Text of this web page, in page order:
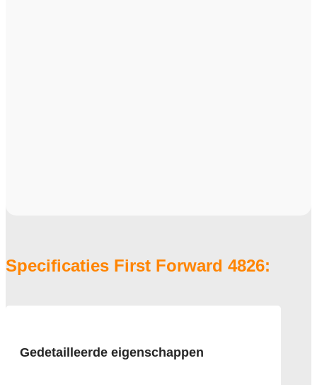
Specificaties First Forward 4826:
Gedetailleerde eigenschappen